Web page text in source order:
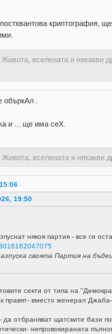
криптография,
Живота, вселената и някакви
.
и ... ще има сеХ.
Живота, вселената и някакви
19:50
някоя партия - все ги
своята Партия на
секти от типа на
правят- вместо женерал
отбраняват щатските бази
непровокираната